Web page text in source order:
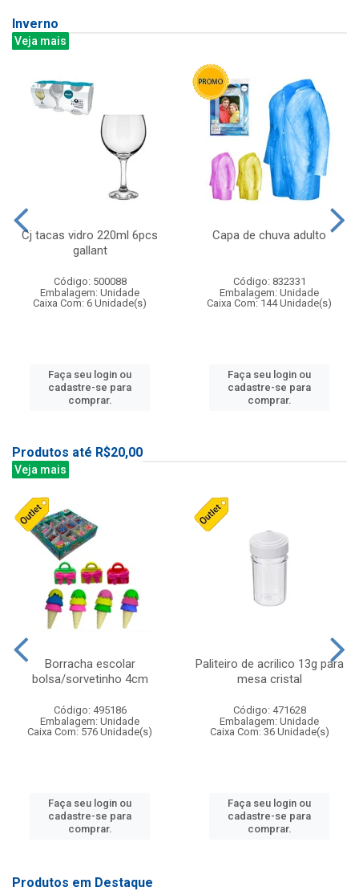
Inverno
Veja mais
Cj tacas vidro 220ml 6pcs
gallant
Código: 500088
Embalagem: Unidade
Caixa Com: 6 Unidade(s)
Faça seu login ou
cadastre-se para
comprar.
Capa de chuva adulto
Código: 832331
Embalagem: Unidade
Caixa Com: 144 Unidade(s)
Faça seu login ou
cadastre-se para
comprar.
Produtos até R$20,00
Veja mais
Borracha escolar
bolsa/sorvetinho 4cm
Código: 495186
Embalagem: Unidade
Caixa Com: 576 Unidade(s)
Faça seu login ou
cadastre-se para
comprar.
Paliteiro de acrilico 13g para
mesa cristal
Código: 471628
Embalagem: Unidade
Caixa Com: 36 Unidade(s)
Faça seu login ou
cadastre-se para
comprar.
Produtos em Destaque